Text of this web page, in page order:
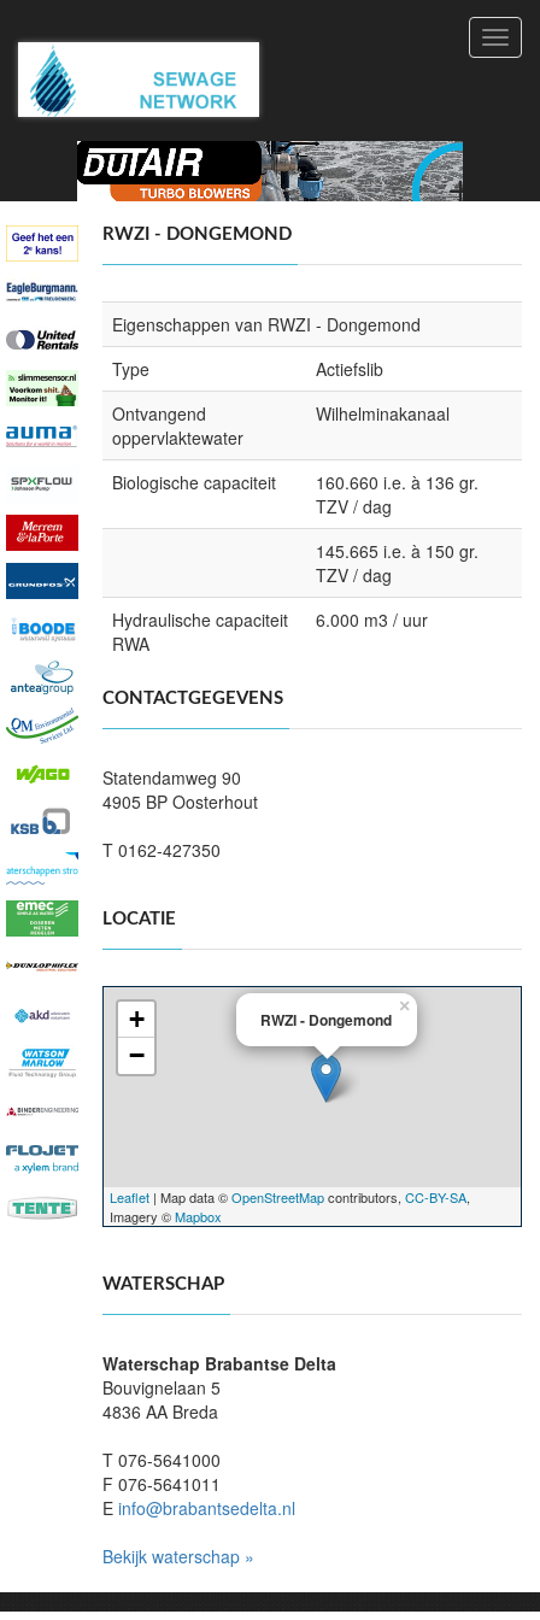
RWZI - DONGEMOND
Eigenschappen van RWZI - Dongemond
Type
Actiefslib
Ontvangend
oppervlaktewater
Wilhelminakanaal
Biologische capaciteit
160.660 i.e. à 136 gr.
TZV / dag
145.665 i.e. à 150 gr.
TZV / dag
Hydraulische capaciteit
RWA
6.000 m3 / uur
CONTACTGEGEVENS
Statendamweg 90
4905 BP Oosterhout
T 0162-427350
LOCATIE
RWZI - Dongemond
×
+
−
Leaflet | Map data ©OpenStreetMapcontributors, CC-BY-SA,
Imagery ©Mapbox
WATERSCHAP
Waterschap Brabantse Delta
Bouvignelaan 5
4836 AA Breda
T 076-5641000
F 076-5641011
E info@brabantsedelta.nl
Bekijk waterschap »